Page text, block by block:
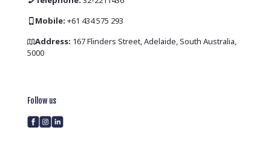
Mobile: +61 434 575 293
Address: 167 Flinders Street, Adelaide, South Australia,
5000
Follow us